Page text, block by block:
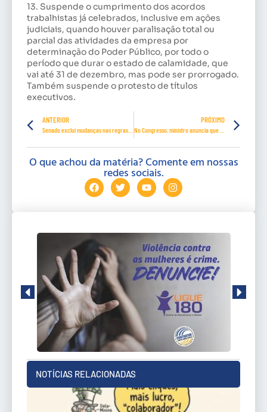
13. Suspende o cumprimento dos acordos
trabalhistas já celebrados, inclusive em ações
judiciais, quando houver paralisação total ou
parcial das atividades da empresa por
determinação do Poder Público, por todo o
período que durar o estado de calamidade, que
vai até 31 de dezembro, mas pode ser prorrogado.
Também suspende o protesto de títulos
executivos.
ANTERIOR
Senado exclui mudanças nas regras dos débitos trabalhistas da MP 936/2020 – Programa Emergencial de Manutenção do Emprego e da Renda
PRÓXIMO
O que achou da matéria? Comente em nossas
redes sociais.
NOTÍCIAS RELACIONADAS